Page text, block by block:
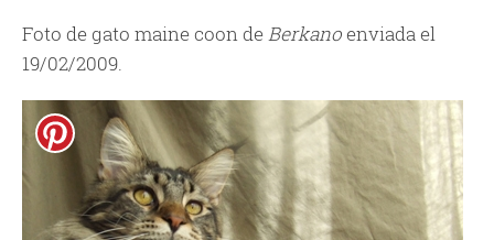
Foto de gato maine coon deBerkanoenviada el
19/02/2009.